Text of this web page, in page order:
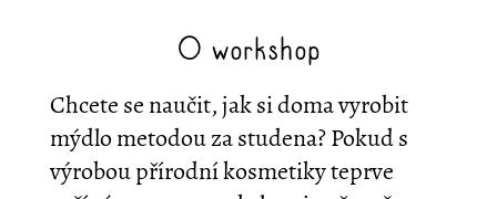
O workshop
Chcete se naučit, jak si doma vyrobit
mýdlo metodou za studena? Pokud s
výrobou přírodní kosmetiky teprve